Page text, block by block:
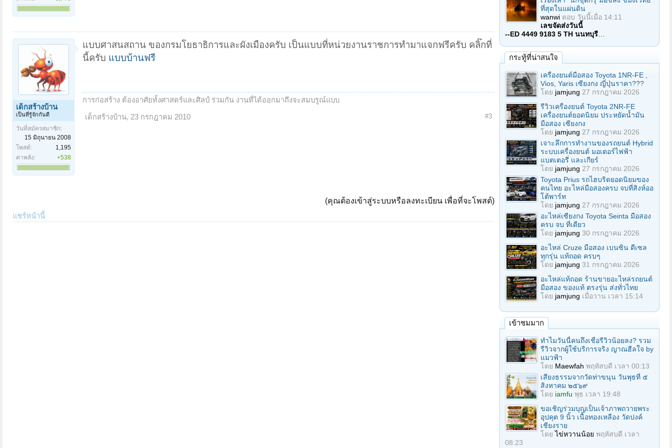
เด็กสร้างบ้าน
เป็นที่รู้จักกันดี
วันที่สมัครสมาชิก:
15 มิถุนายน 2008
โพสต์:
1,195
ค่าพลัง:
+538
แบบศาสนสถาน ของกรมโยธาธิการและผังเมืองครับ เป็นแบบที่หน่วยงานราชการทำมาแจกฟรีครับ คลิ๊กที่
นี้ครับ แบบบ้านฟรี
การก่อสร้าง ต้องอาศัยทั้งศาสตร์และศิลป์ ร่วมกัน งานที่ได้ออกมาถึงจะสมบรูณ์แบบ
เด็กสร้างบ้าน, 23 กรกฎาคม 2010 #3
(คุณต้องเข้าสู่ระบบหรือลงทะเบียน เพื่อที่จะโพสต์)
แชร์หน้านี้
ที่สุดในแผ่นดิน
wanwi ตอบ วันนี้เมื่อ 14:11
เลขจัดส่งวันนี้
--ED 4449 9183 5 TH นนทบุรี
กระทู้ที่น่าสนใจ
เครื่องยนต์มือสอง Toyota 1NR-FE ,
Vios, Yaris เซียงกง ญี่ปุ่นราคา???
โดย jamjung 27 กรกฎาคม 2026
รีวิวเครื่องยนต์ Toyota 2NR-FE
เครื่องยนต์ยอดนิยม ประหยัดน้ำมัน
มือสอง เซียงกง
โดย jamjung 27 กรกฎาคม 2026
เจาะลึกการทำงานของรถยนต์ Hybrid
ระบบเครื่องยนต์ มอเตอร์ไฟฟ้า
แบตเตอรี่ และเกียร์
โดย jamjung 27 กรกฎาคม 2026
Toyota Prius รถไฮบริดยอดนิยมของ
คนไทย อะไหล่มือสองครบ จบที่สิงห์ออ
โต้พาร์ท
โดย jamjung 27 กรกฎาคม 2026
อะไหล่เซียงกง Toyota Seinta มือสอง
ครบ จบ ที่เดียว
โดย jamjung 30 กรกฎาคม 2026
อะไหล่ Cruze มือสอง เบนซิน ดีเซล
ทุกรุ่น แท้ถอด ครบๆ
โดย jamjung 31 กรกฎาคม 2026
อะไหล่แท้ถอด ร้านขายอะไหล่รถยนต์
มือสอง ของแท้ ตรงรุ่น ส่งทั่วไทย
โดย jamjung เมื่อวาน เวลา 15:14
เข้าชมมาก
ทำไมวันนี้คนถึงเชื่อรีวิวน้อยลง? รวม
รีวิวจากผู้ใช้บริการจริง ญาณฮีลใจ by
แมวฟ้า
โดย Maewfah พฤหัสบดี เวลา 00:13
เสียงธรรมจากวัดท่าขนุน วันพุธที่ ๕
สิงหาคม ๒๕๖๙
โดย iamfu พุธ เวลา 19:48
ขอเชิญร่วมบุญเป็นเจ้าภาพถวายพระ
อุปคุต 9 นิ้ว เนื้อทองเหลือง วัดปงค์
เชียงราย
โดยไข่หวานน้อย พฤหัสบดี เวลา
08:23